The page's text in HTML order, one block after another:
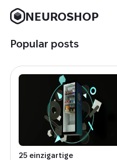
NEUROSHOP
Popular posts
25 einzigartige